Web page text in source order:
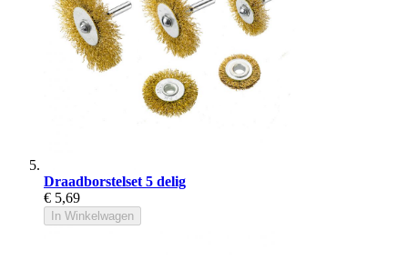
Draadborstelset 5 delig
€ 5,69
In Winkelwagen